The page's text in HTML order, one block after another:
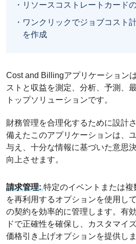
リソースコストレートカード
ワンクリックでジョブコスト
を作成
Cost and Billingアプリケーション
ストと収益を測定、分析、予測、
トップソリューションです。
財務管理を合理化するために設計
備えたこのアプリケーションは、
与え、十分な情報に基づいた意思
向上させます。
請求管理:特定のイベントまたは
を再利用するオプションを使用し
の契約を効率的に管理します。有
ドで正確性を確保し、カスタマイ
価格引き上げオプションを提供しま